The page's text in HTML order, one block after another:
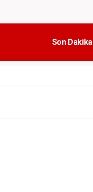
Son Dakika